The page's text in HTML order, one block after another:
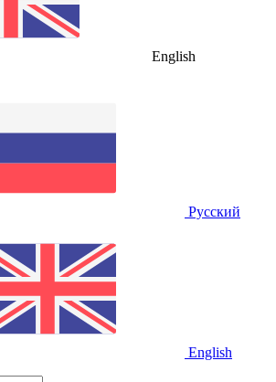
English
Русский
English